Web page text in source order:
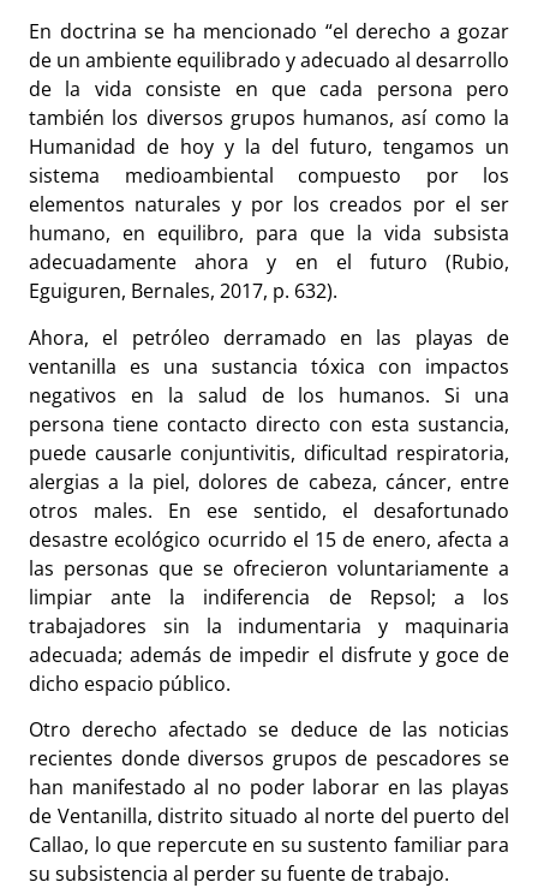
En doctrina se ha mencionado “el derecho a gozar
de un ambiente equilibrado y adecuado al desarrollo
de la vida consiste en que cada persona pero
también los diversos grupos humanos, así como la
Humanidad de hoy y la del futuro, tengamos un
sistema medioambiental compuesto por los
elementos naturales y por los creados por el ser
humano, en equilibro, para que la vida subsista
adecuadamente ahora y en el futuro (Rubio,
Eguiguren, Bernales, 2017, p. 632).
Ahora, el petróleo derramado en las playas de
ventanilla es una sustancia tóxica con impactos
negativos en la salud de los humanos. Si una
persona tiene contacto directo con esta sustancia,
puede causarle conjuntivitis, dificultad respiratoria,
alergias a la piel, dolores de cabeza, cáncer, entre
otros males. En ese sentido, el desafortunado
desastre ecológico ocurrido el 15 de enero, afecta a
las personas que se ofrecieron voluntariamente a
limpiar ante la indiferencia de Repsol; a los
trabajadores sin la indumentaria y maquinaria
adecuada; además de impedir el disfrute y goce de
dicho espacio público.
Otro derecho afectado se deduce de las noticias
recientes donde diversos grupos de pescadores se
han manifestado al no poder laborar en las playas
de Ventanilla, distrito situado al norte del puerto del
Callao, lo que repercute en su sustento familiar para
su subsistencia al perder su fuente de trabajo.